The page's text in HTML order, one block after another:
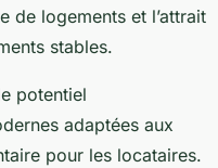
de logements et l’attrait
stables.
potentiel
adaptées aux
pour les locataires.